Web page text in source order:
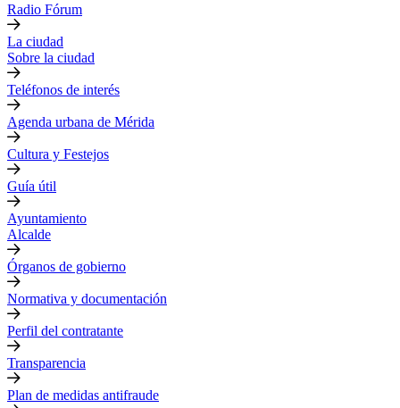
Radio Fórum
La ciudad
Sobre la ciudad
Teléfonos de interés
Agenda urbana de Mérida
Cultura y Festejos
Guía útil
Ayuntamiento
Alcalde
Órganos de gobierno
Normativa y documentación
Perfil del contratante
Transparencia
Plan de medidas antifraude